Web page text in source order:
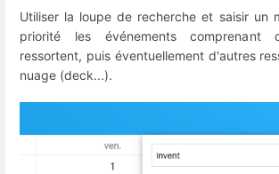
Utiliser la loupe de recherche et saisir un
priorité les événements
ressortent, puis éventuellement d'autres
nuage (deck...).